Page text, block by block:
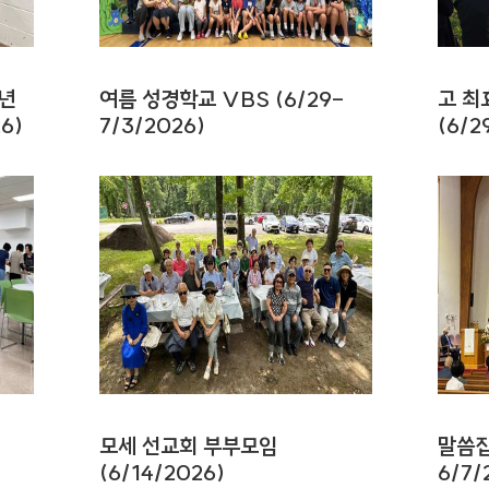
여름 성경학교 VBS (6/29-
7/3/2026)
고 최
(6/
모세 선교회 부부모임
(6/14/2026)
말씀
6/7/